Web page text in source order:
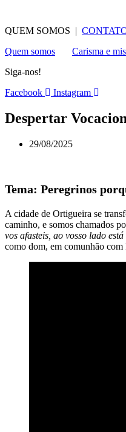
QUEM SOMOS |
Quem somos
Carisma e
Siga-nos!
Facebook
Instagram
Despertar
29/08/2025
Tema: Peregrinos
A cidade de Ortigueira se
caminho, e somos chamados
vos afasteis, ao vosso lado
como dom, em comunhão com